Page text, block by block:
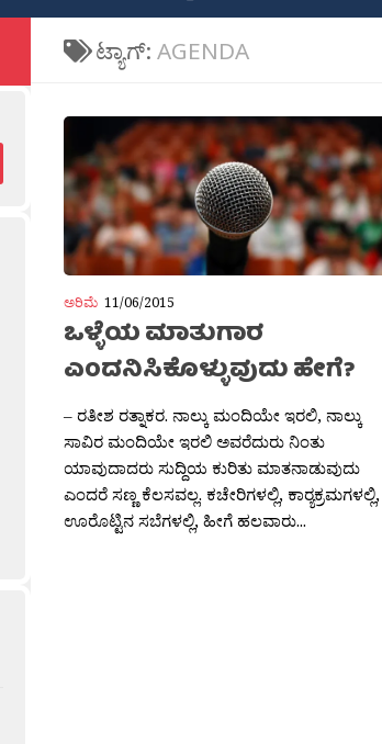
ಟ್ಯಾಗ್: AGENDA
ಅರಿಮೆ 11/06/2015
ಒಳ್ಳೆಯ ಮಾತುಗಾರ
ಎಂದನಿಸಿಕೊಳ್ಳುವುದು ಹೇಗೆ?
– ರತೀಶ ರತ್ನಾಕರ. ನಾಲ್ಕು ಮಂದಿಯೇ ಇರಲಿ, ನಾಲ್ಕು
ಸಾವಿರ ಮಂದಿಯೇ ಇರಲಿ ಅವರೆದುರು ನಿಂತು
ಯಾವುದಾದರು ಸುದ್ದಿಯ ಕುರಿತು ಮಾತನಾಡುವುದು
ಎಂದರೆ ಸಣ್ಣ ಕೆಲಸವಲ್ಲ. ಕಚೇರಿಗಳಲ್ಲಿ, ಕಾರ‍್ಯಕ್ರಮಗಳಲ್ಲಿ,
ಊರೊಟ್ಟಿನ ಸಬೆಗಳಲ್ಲಿ, ಹೀಗೆ ಹಲವಾರು...